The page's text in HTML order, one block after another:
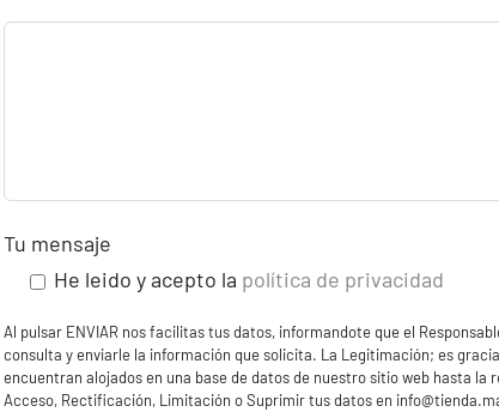
Tu mensaje
He leido y acepto la política de privacidad
Al pulsar ENVIAR nos facilitas tus datos, informandote que el
consulta y enviarle la información que solicita. La Legitimación; es
encuentran alojados en una base de datos de nuestro sitio web hasta la
Acceso, Rectificación, Limitación o Suprimir tus datos en